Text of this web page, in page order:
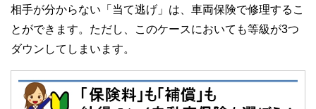
相手が分からない「当て逃げ」は、車両保険で修理するこ
とができます。ただし、このケースにおいても等級が3つ
ダウンしてしまいます。